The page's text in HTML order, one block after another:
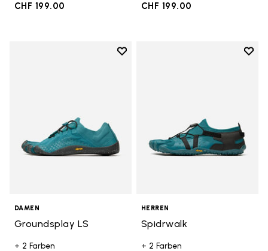
CHF 199.00 CHF 199.00
Add to wishlist
DAMEN
Groundsplay LS
+ 2 Farben
Add
HERREN
Spidrwalk
+ 2 Farben